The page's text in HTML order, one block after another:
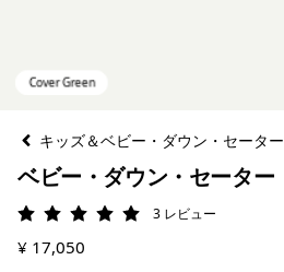
キッズ＆ベビー・ダウン・セーター
ベビー・ダウン・セーター
評価: 5 / 5 3 レビュー
¥ 17,050